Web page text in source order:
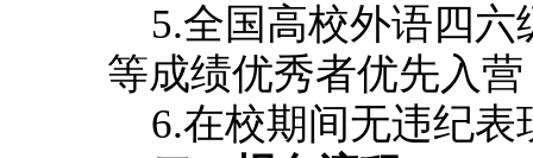
5.全国高校外语四六
等成绩优秀者优先入营
6.在校期间无违纪